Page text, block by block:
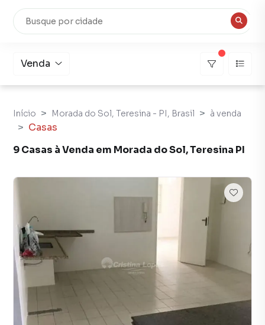
Venda
Início Morada do Sol, Teresina - PI, Brasil à venda
Casas
9 Casas à Venda em Morada do Sol, Teresina PI